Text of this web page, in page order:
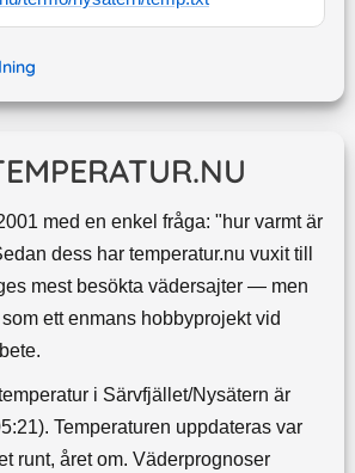
med en enkel fråga: "hur varmt är
dess har temperatur.nu vuxit till
mest besökta vädersajter — men
ett enmans hobbyprojekt vid
i Särvfjället/Nysätern är
Temperaturen uppdateras var
runt, året om. Väderprognoser